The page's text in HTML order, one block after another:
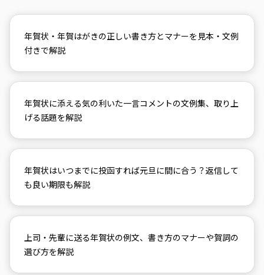
年賀状・年賀はがきの正しい書き方とマナーを見本・文例
付きで解説
年賀状に添える気の利いた一言コメントの文例集、取り上
げる話題を解説
年賀状はいつまでに投函すれば元旦に間に合う？返信して
も良い期限も解説
上司・先輩に送る年賀状の例文、書き方のマナーや賀詞の
選び方を解説